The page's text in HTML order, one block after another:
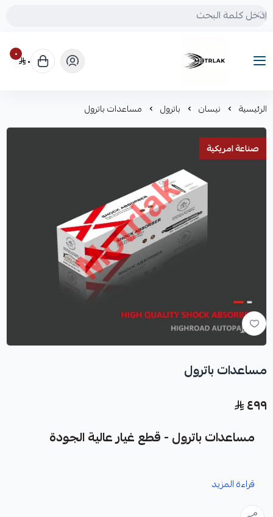
Motrlak
٠ ٠
الرئيسية نيسان باترول مساعدات باترول
صناعة امريكية
مساعدات باترول
٤٩٩
مساعدات باترول - قطع غيار عالية الجودة
مصممة خصيصًا لتعزيز أداء سيارتك.
قراءة المزيد